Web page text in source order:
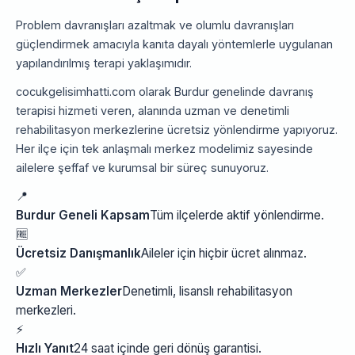
Problem davranışları azaltmak ve olumlu davranışları
güçlendirmek amacıyla kanıta dayalı yöntemlerle uygulanan
yapılandırılmış terapi yaklaşımıdır.
cocukgelisimhatti.com olarak Burdur genelinde davranış
terapisi hizmeti veren, alanında uzman ve denetimli
rehabilitasyon merkezlerine ücretsiz yönlendirme yapıyoruz.
Her ilçe için tek anlaşmalı merkez modelimiz sayesinde
ailelere şeffaf ve kurumsal bir süreç sunuyoruz.
📍
Burdur Geneli KapsamTüm ilçelerde aktif yönlendirme.
🆓
Ücretsiz DanışmanlıkAileler için hiçbir ücret alınmaz.
✅
Uzman MerkezlerDenetimli, lisanslı rehabilitasyon
merkezleri.
⚡
Hızlı Yanıt24 saat içinde geri dönüş garantisi.